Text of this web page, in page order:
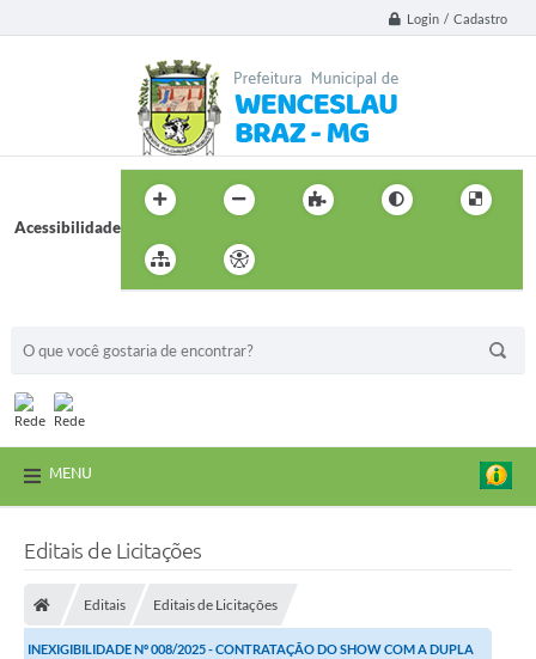
Login / Cadastro
Acessibilidade
MENU
Editais de Licitações
Editais Editais de Licitações
INEXIGIBILIDADE Nº 008/2025 - CONTRATAÇÃO DO SHOW COM A DUPLA